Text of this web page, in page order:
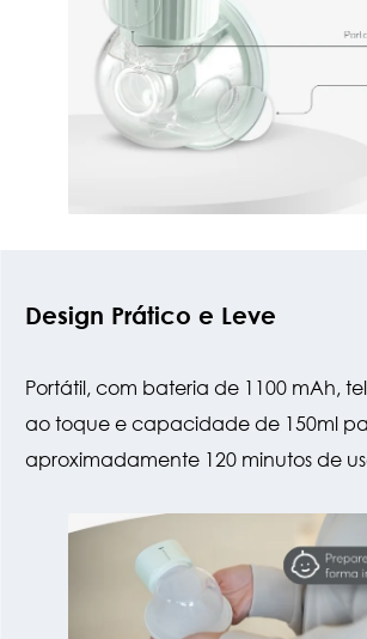
Design Prático e Leve
Portátil, com bateria de 1100 mAh,
ao toque e capacidade de 150ml
aproximadamente 120 minutos de